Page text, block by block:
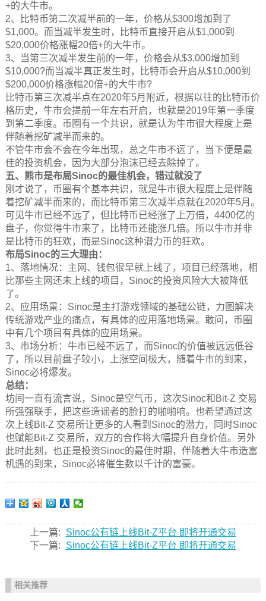
+的大牛市。
2、比特币第二次减半前的一年，价格从$300增加到了
$1,000。而当减半发生时，比特币直接开启从$1,000到
$20,000价格涨幅20倍+的大牛市。
3、当第三次减半发生前的一年，价格会从$3,000增加到
$10,000?而当减半真正发生时，比特币会开启从$10,000到
$200,000价格涨幅20倍+的大牛市?
比特币第三次减半点在2020年5月附近，根据以往的比特币价
格历史，牛市会提前一年左右开启，也就是2019年第一季度
到第二季度。币圈有一个共识，就是认为牛市很大程度上是
伴随着挖矿减半而来的。
不管牛市会不会在今年出现，总之牛市不远了，当下便是最
佳的投资机会，因为大部分泡沫已经去除掉了。
五、熊市是布局Sinoc的最佳机会，错过就没了
刚才说了，币圈有个基本共识，就是牛市很大程度上是伴随
着挖矿减半而来的，而比特币第三次减半点就在2020年5月。
可见牛市已经不远了，但比特币已经涨了上万倍，4400亿的
盘子，你觉得牛市来了，比特币还能涨几倍。所以牛市并非
是比特币的狂欢，而是Sinoc这种潜力币的狂欢。
布局Sinoc的三大理由：
1、落地情况：主网、钱包很早就上线了，项目已经落地，相
比那些主网还未上线的项目，Sinoc的投资风险大大被降低
了。
2、应用场景：Sinoc是主打游戏领域的基础公链，力图解决
传统游戏产业的痛点，有具体的应用落地场景。敢问，币圈
中有几个项目有具体的应用场景。
3、市场分析：牛市已经不远了，而Sinoc的价值被远远低谷
了，所以目前盘子较小，上涨空间极大，随着牛市的到来，
Sinoc必将爆发。
总结：
坊间一直有流言说，Sinoc是空气币，这次Sinoc和Bit-Z 交易
所强强联手，把这些造谣者的脸打的啪啪响。也希望通过这
次上线Bit-Z 交易所让更多的人看到Sinoc的潜力，同时Sinoc
也赋能Bit-Z 交易所，双方的合作将大幅提升自身价值。另外
此时此刻，也正是投资Sinoc的最佳时期，伴随着大牛市造富
机遇的到来，Sinoc必将催生数以千计的富豪。
上一篇:
Sinoc公有链上线Bit-Z平台 即将开通交易
下一篇:
Sinoc公有链上线Bit-Z平台 即将开通交易
相关推荐